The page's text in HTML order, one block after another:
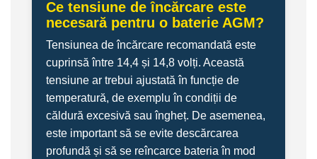
Ce tensiune de încărcare este
necesară pentru o baterie AGM?
Tensiunea de încărcare recomandată este
cuprinsă între 14,4 și 14,8 volți. Această
tensiune ar trebui ajustată în funcție de
temperatură, de exemplu în condiții de
căldură excesivă sau îngheț. De asemenea,
este important să se evite descărcarea
profundă și să se reîncarce bateria în mod